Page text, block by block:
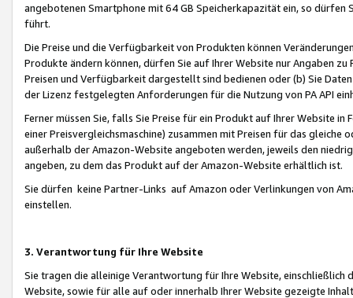
angebotenen Smartphone mit 64 GB Speicherkapazität ein, so dürfen
führt.
Die Preise und die Verfügbarkeit von Produkten können
Produkte ändern können, dürfen Sie auf Ihrer Website nur Angaben
Preisen und Verfügbarkeit dargestellt sind bedienen oder (b) Sie
der Lizenz festgelegten Anforderungen für die Nutzung von PA API
Ferner müssen Sie, falls Sie Preise für ein Produkt auf Ihrer Website
einer Preisvergleichsmaschine) zusammen mit Preisen für das
außerhalb der Amazon-Website angeboten werden, jeweils den
angeben, zu dem das Produkt auf der Amazon-Website erhältlich ist.
Sie dürfen keine Partner-Links auf Amazon oder Verlinkungen von
einstellen.
3. Verantwortung für Ihre Website
Sie tragen die alleinige Verantwortung für Ihre Website,
Website, sowie für alle auf oder innerhalb Ihrer Website gezeigte